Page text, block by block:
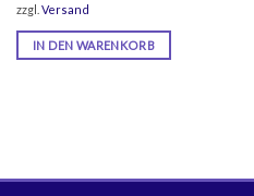
zzgl. Versand
IN DEN WARENKORB